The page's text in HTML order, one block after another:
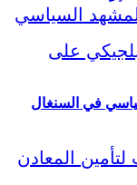
في السنغال